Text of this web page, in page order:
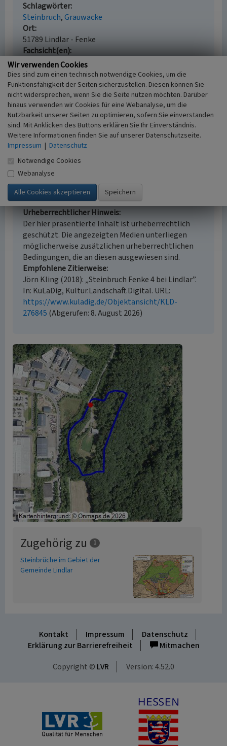
Schlagwörter
Steinbruch Grauwacke
Ort
51789 Lindlar - Fenke
Fachsicht(en)
Kulturlandschaftspflege
Erfassungsmaßstab
i.d.R. 1:5.000 (größer als 1:20.000)
Erfassungsmethode
Geländebegehung/-kartierung, Auswertung
historischer Karten, Literaturauswertung,
Fernerkundung
Historischer Zeitraum
Beginn vor 1890, Ende 1975
Empfohlene Zitierweise
Urheberrechtlicher Hinweis
Der hier präsentierte Inhalt ist urheberrechtlich
geschützt. Die angezeigten Medien unterliegen
möglicherweise zusätzlichen urheberrechtlichen
Bedingungen, die an diesen ausgewiesen sind.
Empfohlene Zitierweise
Jörn Kling (2018): „Steinbruch Fenke 4 bei Lindlar”.
In: KuLaDig, Kultur.Landschaft.Digital. URL:
https://www.kuladig.de/Objektansicht/KLD-
276845 (Abgerufen: 8. August 2026)
Zugehörig zu 1
Steinbrüche im Gebiet der
Gemeinde Lindlar
Kontakt Impressum
Datenschutz
Erklärung zur Barrierefreiheit
Mitmachen
Copyright © LVR Version: 4.52.0
Wir verwenden Cookies
Dies sind zum einen technisch notwendige Cookies, um die
Funktionsfähigkeit der Seiten sicherzustellen. Diesen können Sie
nicht widersprechen, wenn Sie die Seite nutzen möchten. Darüber
hinaus verwenden wir Cookies für eine Webanalyse, um die
Nutzbarkeit unserer Seiten zu optimieren, sofern Sie einverstanden
sind. Mit Anklicken des Buttons erklären Sie Ihr Einverständnis.
Weitere Informationen finden Sie auf unserer Datenschutzseite.
Impressum | Datenschutz
Notwendige Cookies
Webanalyse